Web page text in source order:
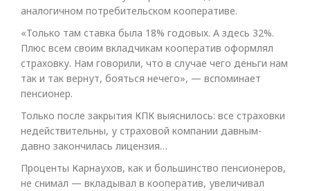
аналогичном потребительском кооперативе.
«Только там ставка была 18% годовых. А здесь 32%.
Плюс всем своим вкладчикам кооператив оформлял
страховку. Нам говорили, что в случае чего деньги нам
так и так вернут, бояться нечего», — вспоминает
пенсионер.
Только после закрытия КПК выяснилось: все страховки
недействительны, у страховой компании давным-
давно закончилась лицензия…
Проценты Карнаухов, как и большинство пенсионеров,
не снимал — вкладывал в кооператив, увеличивал